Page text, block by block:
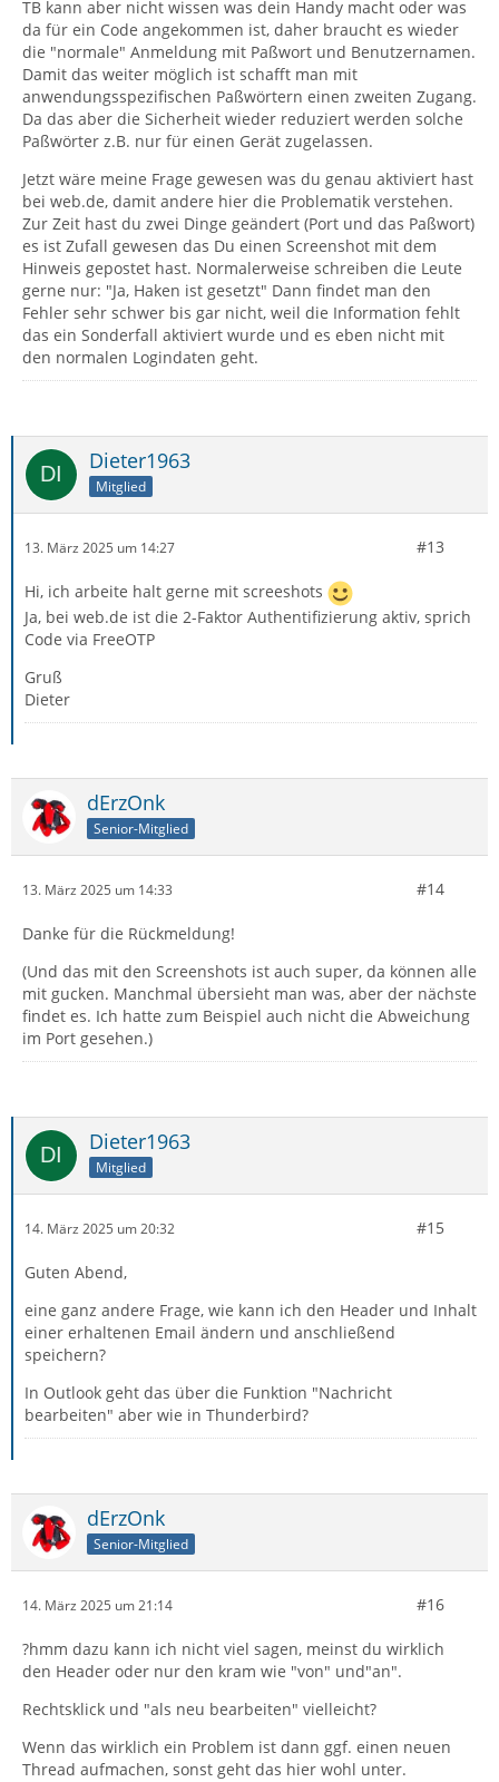
TB kann aber nicht wissen was dein Handy macht oder was
da für ein Code angekommen ist, daher braucht es wieder
die "normale" Anmeldung mit Paßwort und Benutzernamen.
Damit das weiter möglich ist schafft man mit
anwendungsspezifischen Paßwörtern einen zweiten Zugang.
Da das aber die Sicherheit wieder reduziert werden solche
Paßwörter z.B. nur für einen Gerät zugelassen.
Jetzt wäre meine Frage gewesen was du genau aktiviert hast
bei web.de, damit andere hier die Problematik verstehen.
Zur Zeit hast du zwei Dinge geändert (Port und das Paßwort)
es ist Zufall gewesen das Du einen Screenshot mit dem
Hinweis gepostet hast. Normalerweise schreiben die Leute
gerne nur: "Ja, Haken ist gesetzt" Dann findet man den
Fehler sehr schwer bis gar nicht, weil die Information fehlt
das ein Sonderfall aktiviert wurde und es eben nicht mit
den normalen Logindaten geht.
Dieter1963
Mitglied
13. März 2025 um 14:27 #13
Hi, ich arbeite halt gerne mit screeshots
Ja, bei web.de ist die 2-Faktor Authentifizierung aktiv, sprich
Code via FreeOTP
Gruß
Dieter
dErzOnk
Senior-Mitglied
13. März 2025 um 14:33 #14
Danke für die Rückmeldung!
(Und das mit den Screenshots ist auch super, da können alle
mit gucken. Manchmal übersieht man was, aber der nächste
findet es. Ich hatte zum Beispiel auch nicht die Abweichung
im Port gesehen.)
Dieter1963
Mitglied
14. März 2025 um 20:32 #15
Guten Abend,
eine ganz andere Frage, wie kann ich den Header und Inhalt
einer erhaltenen Email ändern und anschließend
speichern?
In Outlook geht das über die Funktion "Nachricht
bearbeiten" aber wie in Thunderbird?
dErzOnk
Senior-Mitglied
14. März 2025 um 21:14 #16
?hmm dazu kann ich nicht viel sagen, meinst du wirklich
den Header oder nur den kram wie "von" und"an".
Rechtsklick und "als neu bearbeiten" vielleicht?
Wenn das wirklich ein Problem ist dann ggf. einen neuen
Thread aufmachen, sonst geht das hier wohl unter.